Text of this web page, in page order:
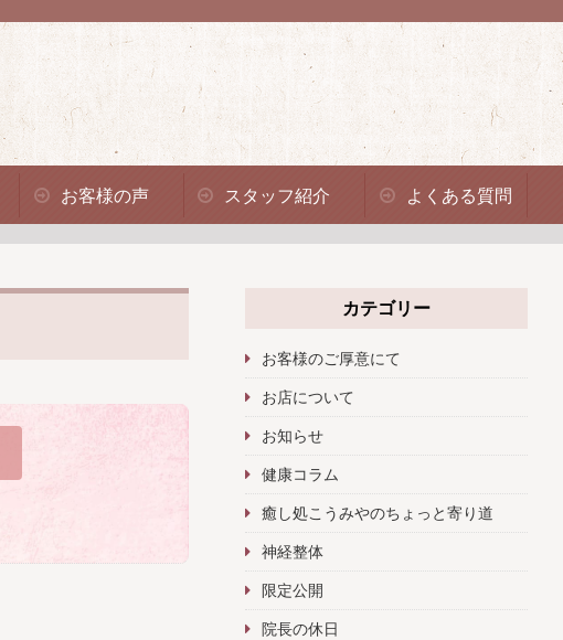
お客様の声 スタッフ紹介 よくある質問
カテゴリー
お客様のご厚意にて
お店について
お知らせ
健康コラム
癒し処こうみやのちょっと寄り道
神経整体
限定公開
院長の休日